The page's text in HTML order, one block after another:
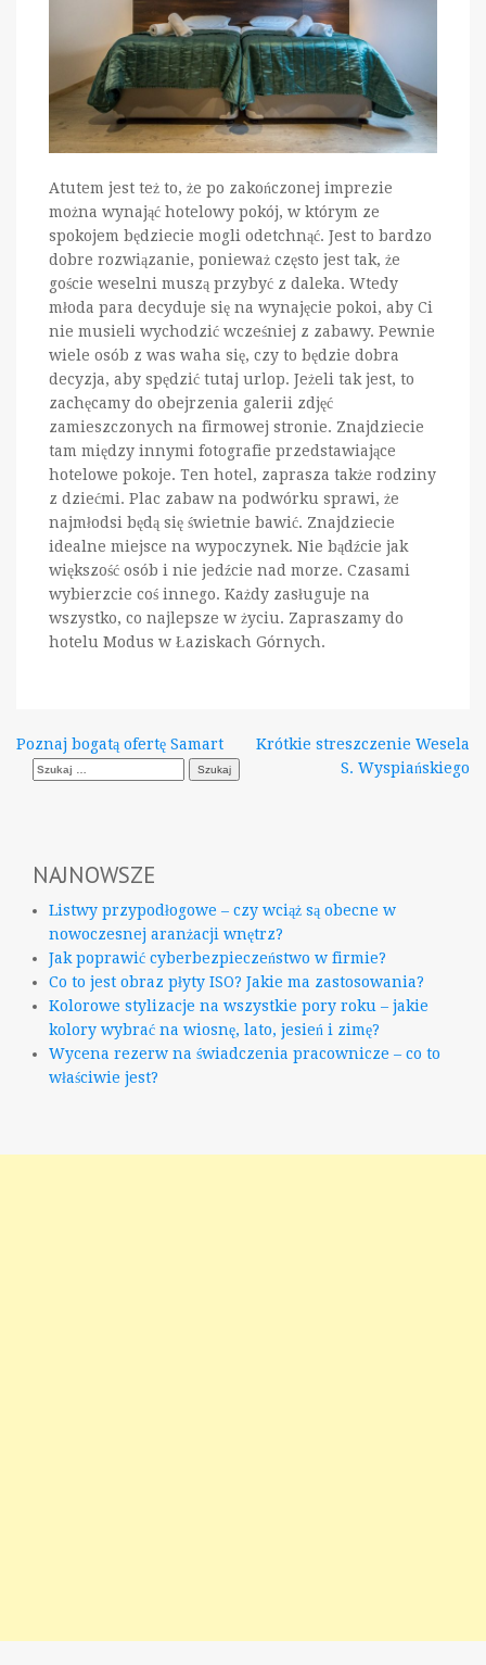
Atutem jest też to, że po zakończonej imprezie
można wynająć hotelowy pokój, w którym ze
spokojem będziecie mogli odetchnąć. Jest to bardzo
dobre rozwiązanie, ponieważ często jest tak, że
goście weselni muszą przybyć z daleka. Wtedy
młoda para decyduje się na wynajęcie pokoi, aby Ci
nie musieli wychodzić wcześniej z zabawy. Pewnie
wiele osób z was waha się, czy to będzie dobra
decyzja, aby spędzić tutaj urlop. Jeżeli tak jest, to
zachęcamy do obejrzenia galerii zdjęć
zamieszczonych na firmowej stronie. Znajdziecie
tam między innymi fotografie przedstawiające
hotelowe pokoje. Ten hotel, zaprasza także rodziny
z dziećmi. Plac zabaw na podwórku sprawi, że
najmłodsi będą się świetnie bawić. Znajdziecie
idealne miejsce na wypoczynek. Nie bądźcie jak
większość osób i nie jedźcie nad morze. Czasami
wybierzcie coś innego. Każdy zasługuje na
wszystko, co najlepsze w życiu. Zapraszamy do
hotelu Modus w Łaziskach Górnych.
Nawigacja
wpisu
Poznaj bogatą ofertę Samart
Krótkie streszczenie Wesela
S. Wyspiańskiego
Szukaj:
NAJNOWSZE
Listwy przypodłogowe – czy wciąż są obecne w
nowoczesnej aranżacji wnętrz?
Jak poprawić cyberbezpieczeństwo w firmie?
Co to jest obraz płyty ISO? Jakie ma zastosowania?
Kolorowe stylizacje na wszystkie pory roku – jakie
kolory wybrać na wiosnę, lato, jesień i zimę?
Wycena rezerw na świadczenia pracownicze – co to
właściwie jest?